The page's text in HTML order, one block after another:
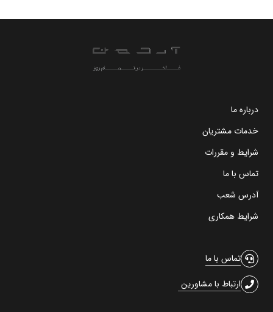
درباره ما
خدمات مشتریان
شرایط و مقررات
تماس با ما
آدرس شعب
شرایط همکاری
تماس با ما
ارتباط با مشاورین